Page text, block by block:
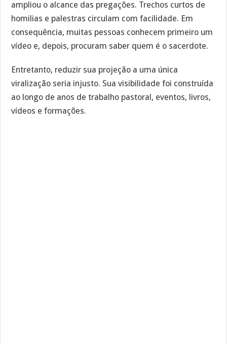
ampliou o alcance das pregações. Trechos curtos de
homilias e palestras circulam com facilidade. Em
consequência, muitas pessoas conhecem primeiro um
vídeo e, depois, procuram saber quem é o sacerdote.
Entretanto, reduzir sua projeção a uma única
viralização seria injusto. Sua visibilidade foi construída
ao longo de anos de trabalho pastoral, eventos, livros,
vídeos e formações.